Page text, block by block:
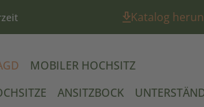
Katalog
MOBILER HOCHSITZ
ANSITZBOCK